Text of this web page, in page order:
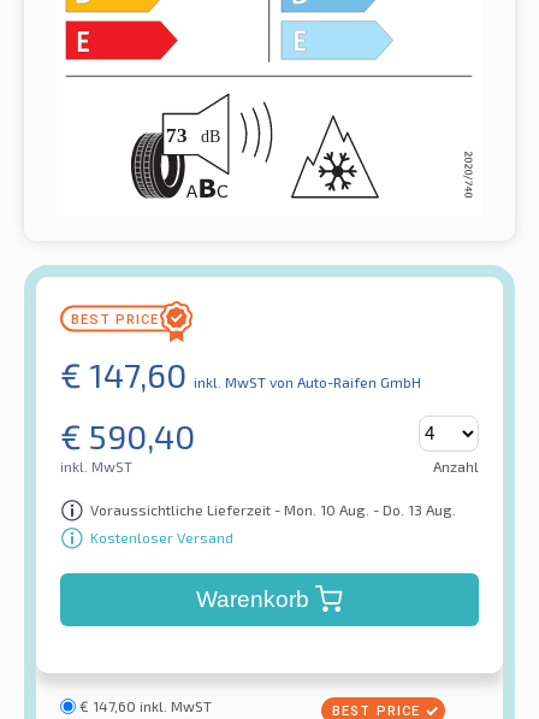
€ 147,60 inkl. MwST von Auto-Raifen GmbH
€ 590,40
inkl. MwST Anzahl
Voraussichtliche Lieferzeit - Mon. 10 Aug. - Do. 13 Aug.
Kostenloser Versand
Warenkorb
€ 147,60 inkl. MwST